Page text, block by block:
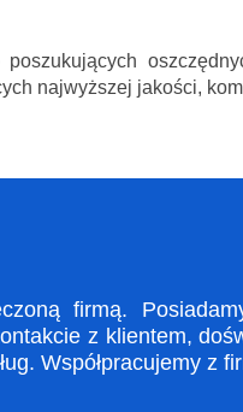
najwyższej jakości,
firmą.
z klientem,
Współpracujemy z